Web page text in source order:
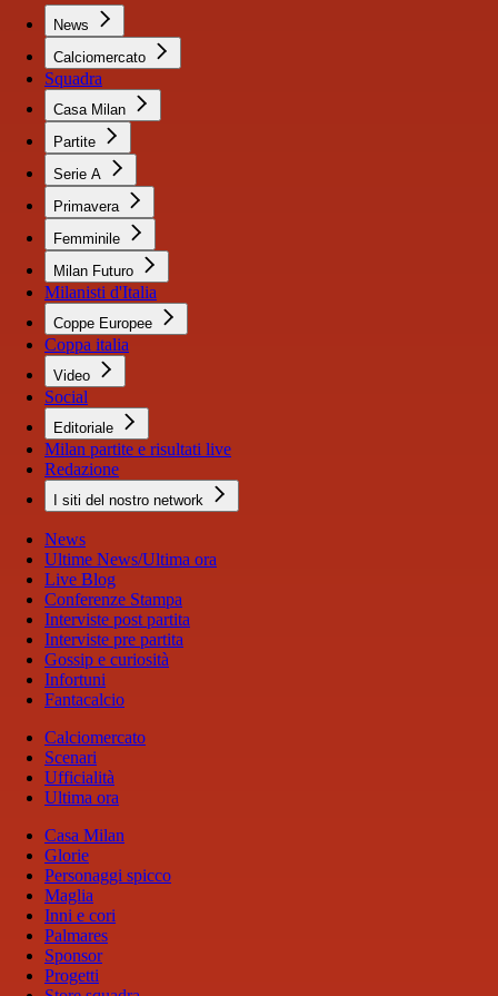
News
Calciomercato
Squadra
Casa Milan
Partite
Serie A
Primavera
Femminile
Milan Futuro
Milanisti d'Italia
Coppe Europee
Coppa italia
Video
Social
Editoriale
Milan partite e risultati live
Redazione
I siti del nostro network
News
Ultime News/Ultima ora
Live Blog
Conferenze Stampa
Interviste post partita
Interviste pre partita
Gossip e curiosità
Infortuni
Fantacalcio
Calciomercato
Scenari
Ufficialità
Ultima ora
Casa Milan
Glorie
Personaggi spicco
Maglia
Inni e cori
Palmares
Sponsor
Progetti